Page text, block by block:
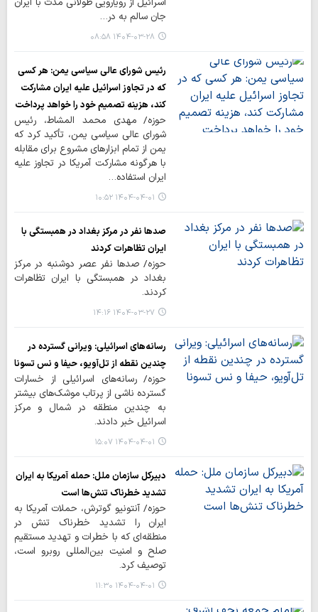
جان سالم به در…
۱۴۰۴-۰۳-۲۸ ۰۸:۵۸
رئیس شورای عالی سیاسی یمن: هر کسی
که در تجاوز اسرائیل علیه ایران مشارکت
کند، هزینه تصمیم خود را خواهد پرداخت
حوزه/ مهدی محمد المشاط، رئیس
شورای عالی سیاسی یمن، تأکید کرد که
یمن از تمام ابزارهای مشروع برای مقابله
با هرگونه مشارکت آمریکا در تجاوز علیه
ایران استفاده…
۱۴۰۴-۰۴-۰۱ ۱۰:۵۲
صدها نفر در مرکز بغداد در همبستگی با
ایران تظاهرات کردند
حوزه/ صدها نفر عصر دوشنبه در مرکز
بغداد در همبستگی با ایران تظاهرات
کردند.
۱۴۰۴-۰۳-۲۷ ۱۴:۱۶
رسانه‌های اسرائیلی: ویرانی گسترده در
چندین نقطه از تل‌آویو، حیفا و نس تسونا
حوزه/ رسانه‌های اسرائیلی از خسارات
گسترده ناشی از پرتاب موشک‌های بیشتر
به چندین منطقه در شمال و مرکز
اسرائیل خبر دادند.
۱۴۰۴-۰۴-۰۱ ۱۵:۰۷
دبیرکل سازمان ملل: حمله آمریکا به ایران
تشدید خطرناک تنش‌ها است
حوزه/ آنتونیو گوترش، حملات آمریکا به
ایران را تشدید خطرناک تنش در
منطقه‌ای که با خطرات و تهدید مستقیم
صلح و امنیت بین‌المللی روبرو است،
توصیف کرد.
۱۴۰۴-۰۴-۰۱ ۱۱:۳۰